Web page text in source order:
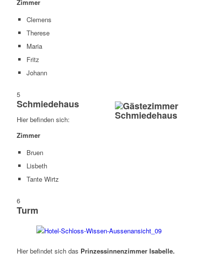
Zimmer
Clemens
Therese
Maria
Fritz
Johann
5
Schmiedehaus
Hier befinden sich:
Zimmer
Bruen
Lisbeth
Tante Wirtz
6
Turm
Hier befindet sich das Prinzessinnenzimmer Isabelle.